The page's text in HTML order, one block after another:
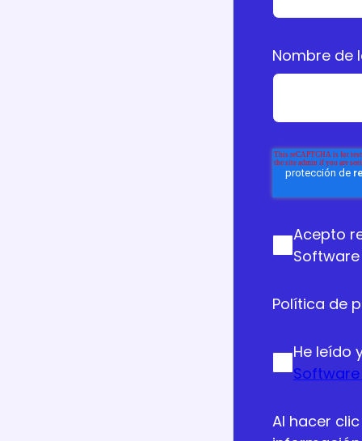
Nombre de
Acepto
Software
Política de
He leído
Software
Al hacer